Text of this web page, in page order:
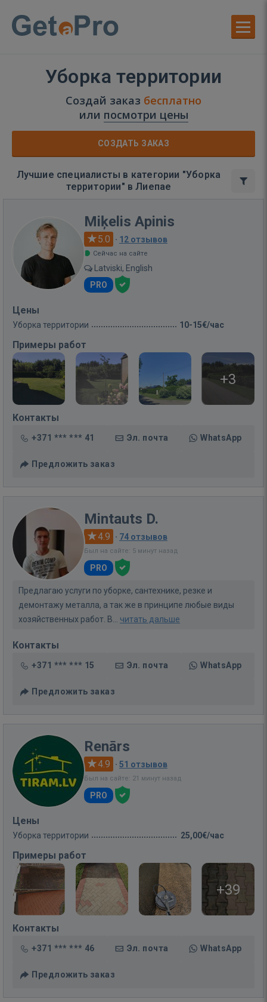
Уборка территории
Создай заказ бесплатно
или посмотри цены
СОЗДАТЬ ЗАКАЗ
Лучшие специалисты в категории "Уборка
территории" в Лиепае
Miķelis Apinis
5.0 · 12 отзывов
Сейчас на сайте
Latviski, English
PRO
Цены
Уборка территории 10-15€/час
Примеры работ
+3
Контакты
+371 *** *** 41 Эл. почта WhatsApp
Предложить заказ
Mintauts D.
4.9 · 74 отзывов
Был на сайте: 5 минут назад
PRO
Предлагаю услуги по уборке, сантехнике, резке и
демонтажу металла, а так же в принципе любые виды
хозяйственных работ. В... читать дальше
Контакты
+371 *** *** 15 Эл. почта WhatsApp
Предложить заказ
Renārs
4.9 · 51 отзывов
Был на сайте: 21 минут назад
PRO
Цены
Уборка территории 25,00€/час
Примеры работ
+39
Контакты
+371 *** *** 46 Эл. почта WhatsApp
Предложить заказ